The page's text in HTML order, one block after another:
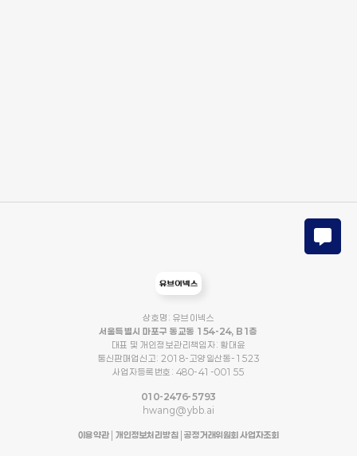
상호명: 유브이넥스
서울특별시 마포구 동교동 154-24, B1층
대표 및 개인정보관리책임자: 황대윤
통신판매업신고: 2018-고양일산동-1523
사업자등록번호: 480-41-00155
010-2476-5793
hwang@ybb.ai
이용약관|개인정보처리방침 공정거래위원회 사업자조회